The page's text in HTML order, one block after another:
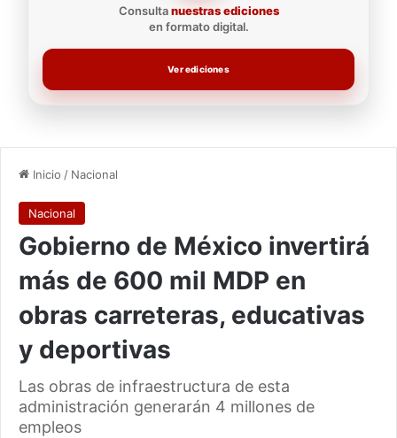
Consultanuestras ediciones
en formato digital.
Ver ediciones
Inicio / Nacional
Nacional
Gobierno de México invertirá
más de 600 mil MDP en
obras carreteras, educativas
y deportivas
Las obras de infraestructura de esta
administración generarán 4 millones de
empleos